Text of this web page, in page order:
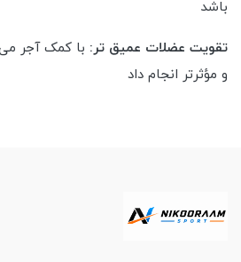
باشد
تقویت عضلات عمیق تر: با کمک آجر
و مؤثرتر انجام داد